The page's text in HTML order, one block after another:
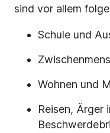
sind vor allem
Schule und
Wohnen und
Reisen, Ärger